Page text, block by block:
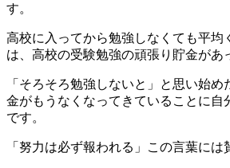
す。
高校に入ってから勉強しなくても平均
は、高校の受験勉強の頑張り貯金があ
「そろそろ勉強しないと」と思い始
金がもうなくなってきていることに自
です。
「努力は必ず報われる」この言葉には